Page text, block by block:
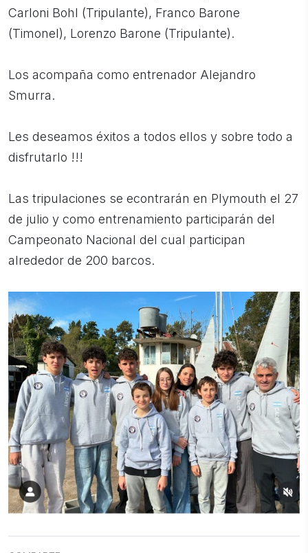
Carloni Bohl (Tripulante), Franco Barone
(Timonel), Lorenzo Barone (Tripulante).
Los acompaña como entrenador Alejandro
Smurra.
Les deseamos éxitos a todos ellos y sobre todo a
disfrutarlo !!!
Las tripulaciones se econtrarán en Plymouth el 27
de julio y como entrenamiento participarán del
Campeonato Nacional del cual participan
alrededor de 200 barcos.